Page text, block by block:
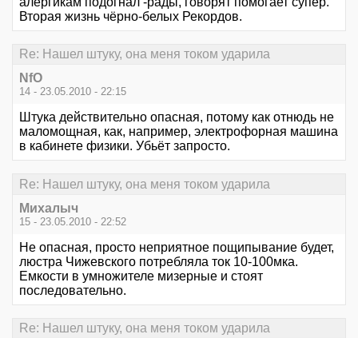
Вторая жизнь чёрно-белых Рекордов.
Re: Нашел штуку, она меня током ударила
NfO
14 - 23.05.2010 - 22:15
Штука действительно опасная, потому как отнюдь не
маломощная, как, например, электрофорная машина
в кабинете физики. Убьёт запросто.
Re: Нашел штуку, она меня током ударила
Михалыч
15 - 23.05.2010 - 22:52
Не опасная, просто неприятное пощипывание будет,
люстра Чижевского потребляла ток 10-100мка.
Емкости в умножителе мизерные и стоят
последовательно.
Re: Нашел штуку, она меня током ударила